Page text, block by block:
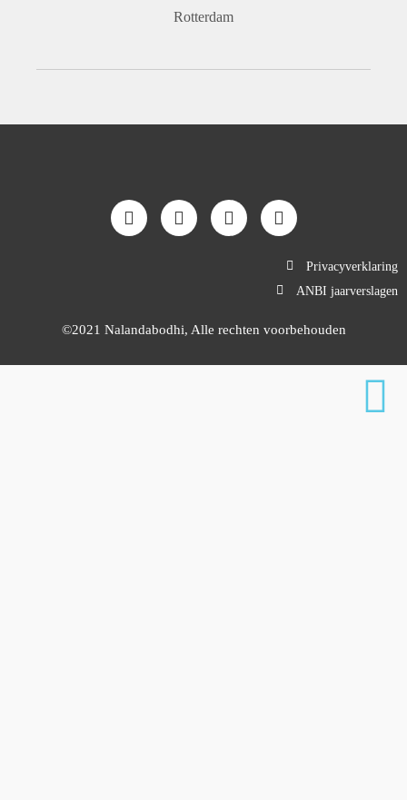
Rotterdam
Privacyverklaring
ANBI jaarverslagen
©2021 Nalandabodhi, Alle rechten voorbehouden